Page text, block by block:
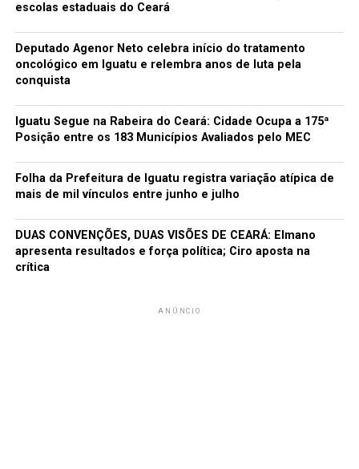
escolas estaduais do Ceará
Deputado Agenor Neto celebra início do tratamento
oncológico em Iguatu e relembra anos de luta pela
conquista
Iguatu Segue na Rabeira do Ceará: Cidade Ocupa a 175ª
Posição entre os 183 Municípios Avaliados pelo MEC
Folha da Prefeitura de Iguatu registra variação atípica de
mais de mil vínculos entre junho e julho
DUAS CONVENÇÕES, DUAS VISÕES DE CEARÁ: Elmano
apresenta resultados e força política; Ciro aposta na
crítica
ANÚNCIO